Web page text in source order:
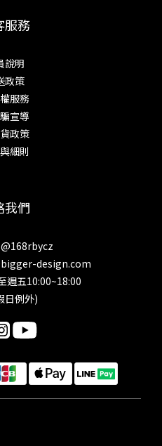
服務
說明
政策
服務
宣導
政策
細則
我們
design.com
週五10:00~18:00
日例外)